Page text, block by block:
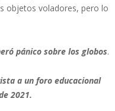
objetos voladores, pero lo
pánico sobre los globos.
a un foro educacional
2021.